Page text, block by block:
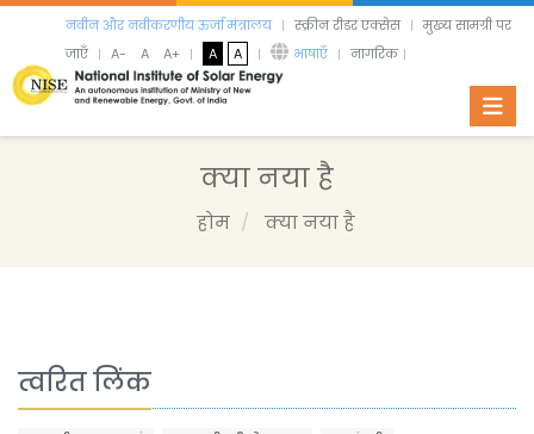
नवीन और नवीकरणीय ऊर्जा मंत्रालय स्क्रीन रीडर एक्सेस
मुख्य सामग्री पर
जाएँ
A- A A+ A A भाषाएँ नागरिक
क्या नया है
होम क्या नया है
त्वरित लिंक